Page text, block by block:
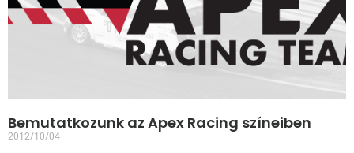
Bemutatkozunk az Apex Racing színeiben
2012/10/04